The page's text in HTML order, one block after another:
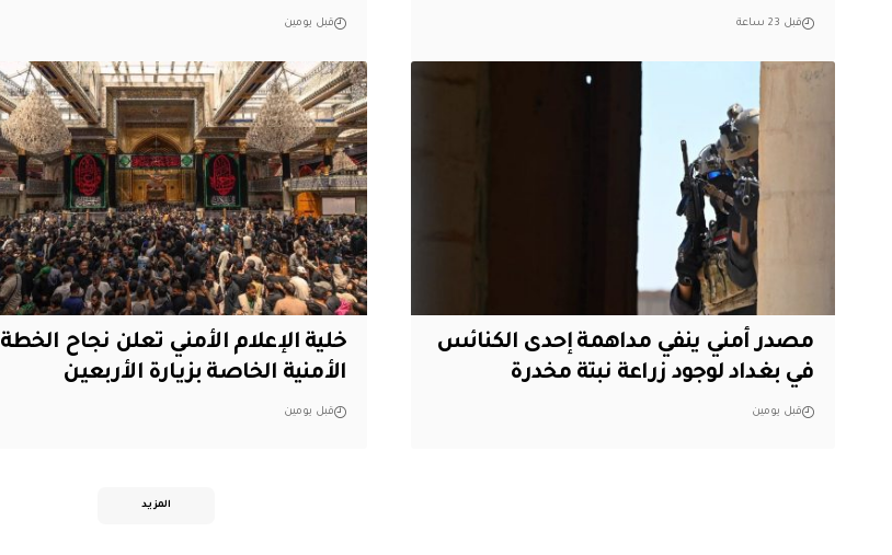
قبل 23 ساعة قبل يومين
مصدر أمني ينفي مداهمة إحدى الكنائس
في بغداد لوجود زراعة نبتة مخدرة
قبل يومين
خلية الإعلام الأمني تعلن نجاح الخطة
الأمنية الخاصة بزيارة الأربعين
قبل يومين
المزيد